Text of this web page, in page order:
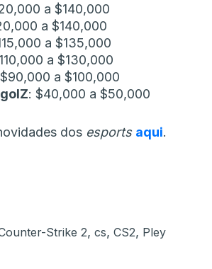
a $140,000
a $140,000
a $135,000
a $130,000
a $100,000
: $40,000 a $50,000
dos esports aqui.
Strike 2, cs, CS2, Pley